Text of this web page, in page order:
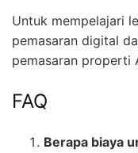
Untuk mempelajari
pemasaran digital
pemasaran properti
FAQ
Berapa biaya